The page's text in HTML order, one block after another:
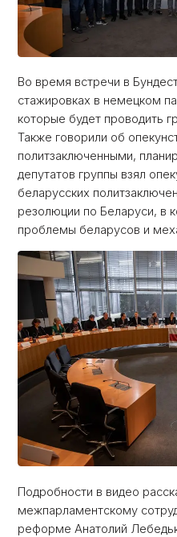
Во время встречи в
стажировках в немецком
которые будет проводить
Также говорили об
политзаключенными,
депутатов группы взял
беларусских
резолюции по Беларуси, в
проблемы беларусов и
Подробности в видео
межпарламентскому
реформе Анатолий